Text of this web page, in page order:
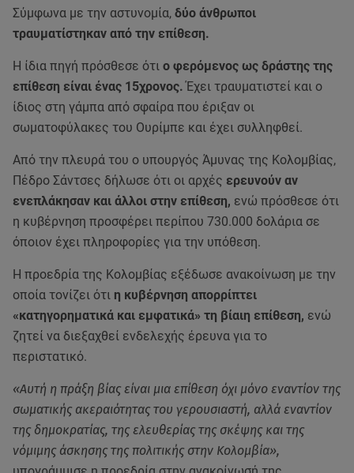
Σύμφωνα με την αστυνομία, δύο άνθρωποι
τραυματίστηκαν από την επίθεση.
Η ίδια πηγή πρόσθεσε ότι ο φερόμενος ως δράστης της
επίθεση είναι ένας 15χρονος.Έχει τραυματιστεί και ο
ίδιος στη γάμπα από σφαίρα που έριξαν οι
σωματοφύλακες του Ουρίμπε και έχει συλληφθεί.
Από την πλευρά του ο υπουργός Άμυνας της Κολομβίας,
Πέδρο Σάντσες δήλωσε ότι οι αρχές ερευνούν αν
ενεπλάκησαν και άλλοι στην επίθεση, ενώ πρόσθεσε ότι
η κυβέρνηση προσφέρει περίπου 730.000 δολάρια σε
όποιον έχει πληροφορίες για την υπόθεση.
Η προεδρία της Κολομβίας εξέδωσε ανακοίνωση με την
οποία τονίζει ότι η κυβέρνηση απορρίπτει
«κατηγορηματικά και εμφατικά» τη βίαιη επίθεση, ενώ
ζητεί να διεξαχθεί ενδελεχής έρευνα για το
περιστατικό.
«Αυτή η πράξη βίας είναι μια επίθεση όχι μόνο εναντίον της
σωματικής ακεραιότητας του γερουσιαστή, αλλά εναντίον
της δημοκρατίας, της ελευθερίας της σκέψης και της
νόμιμης άσκησης της πολιτικής στην Κολομβία»,